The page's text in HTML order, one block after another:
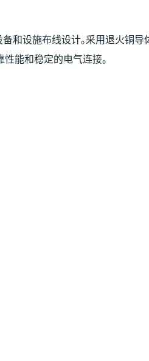
和设施布线设计。采用退火铜导
能和稳定的电气连接。